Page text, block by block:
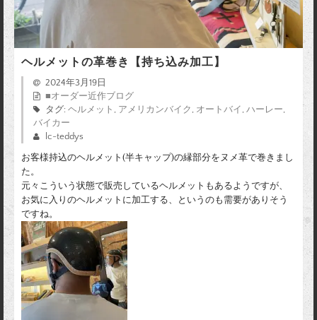
ヘルメットの革巻き【持ち込み加工】
2024年3月19日
■オーダー近作ブログ
タグ: ヘルメット , アメリカンバイク , オートバイ , ハーレー,
バイカー
lc-teddys
お客様持込のヘルメット(半キャップ)の縁部分をヌメ革で巻きまし
た。
元々こういう状態で販売しているヘルメットもあるようですが、
お気に入りのヘルメットに加工する、というのも需要がありそう
ですね。